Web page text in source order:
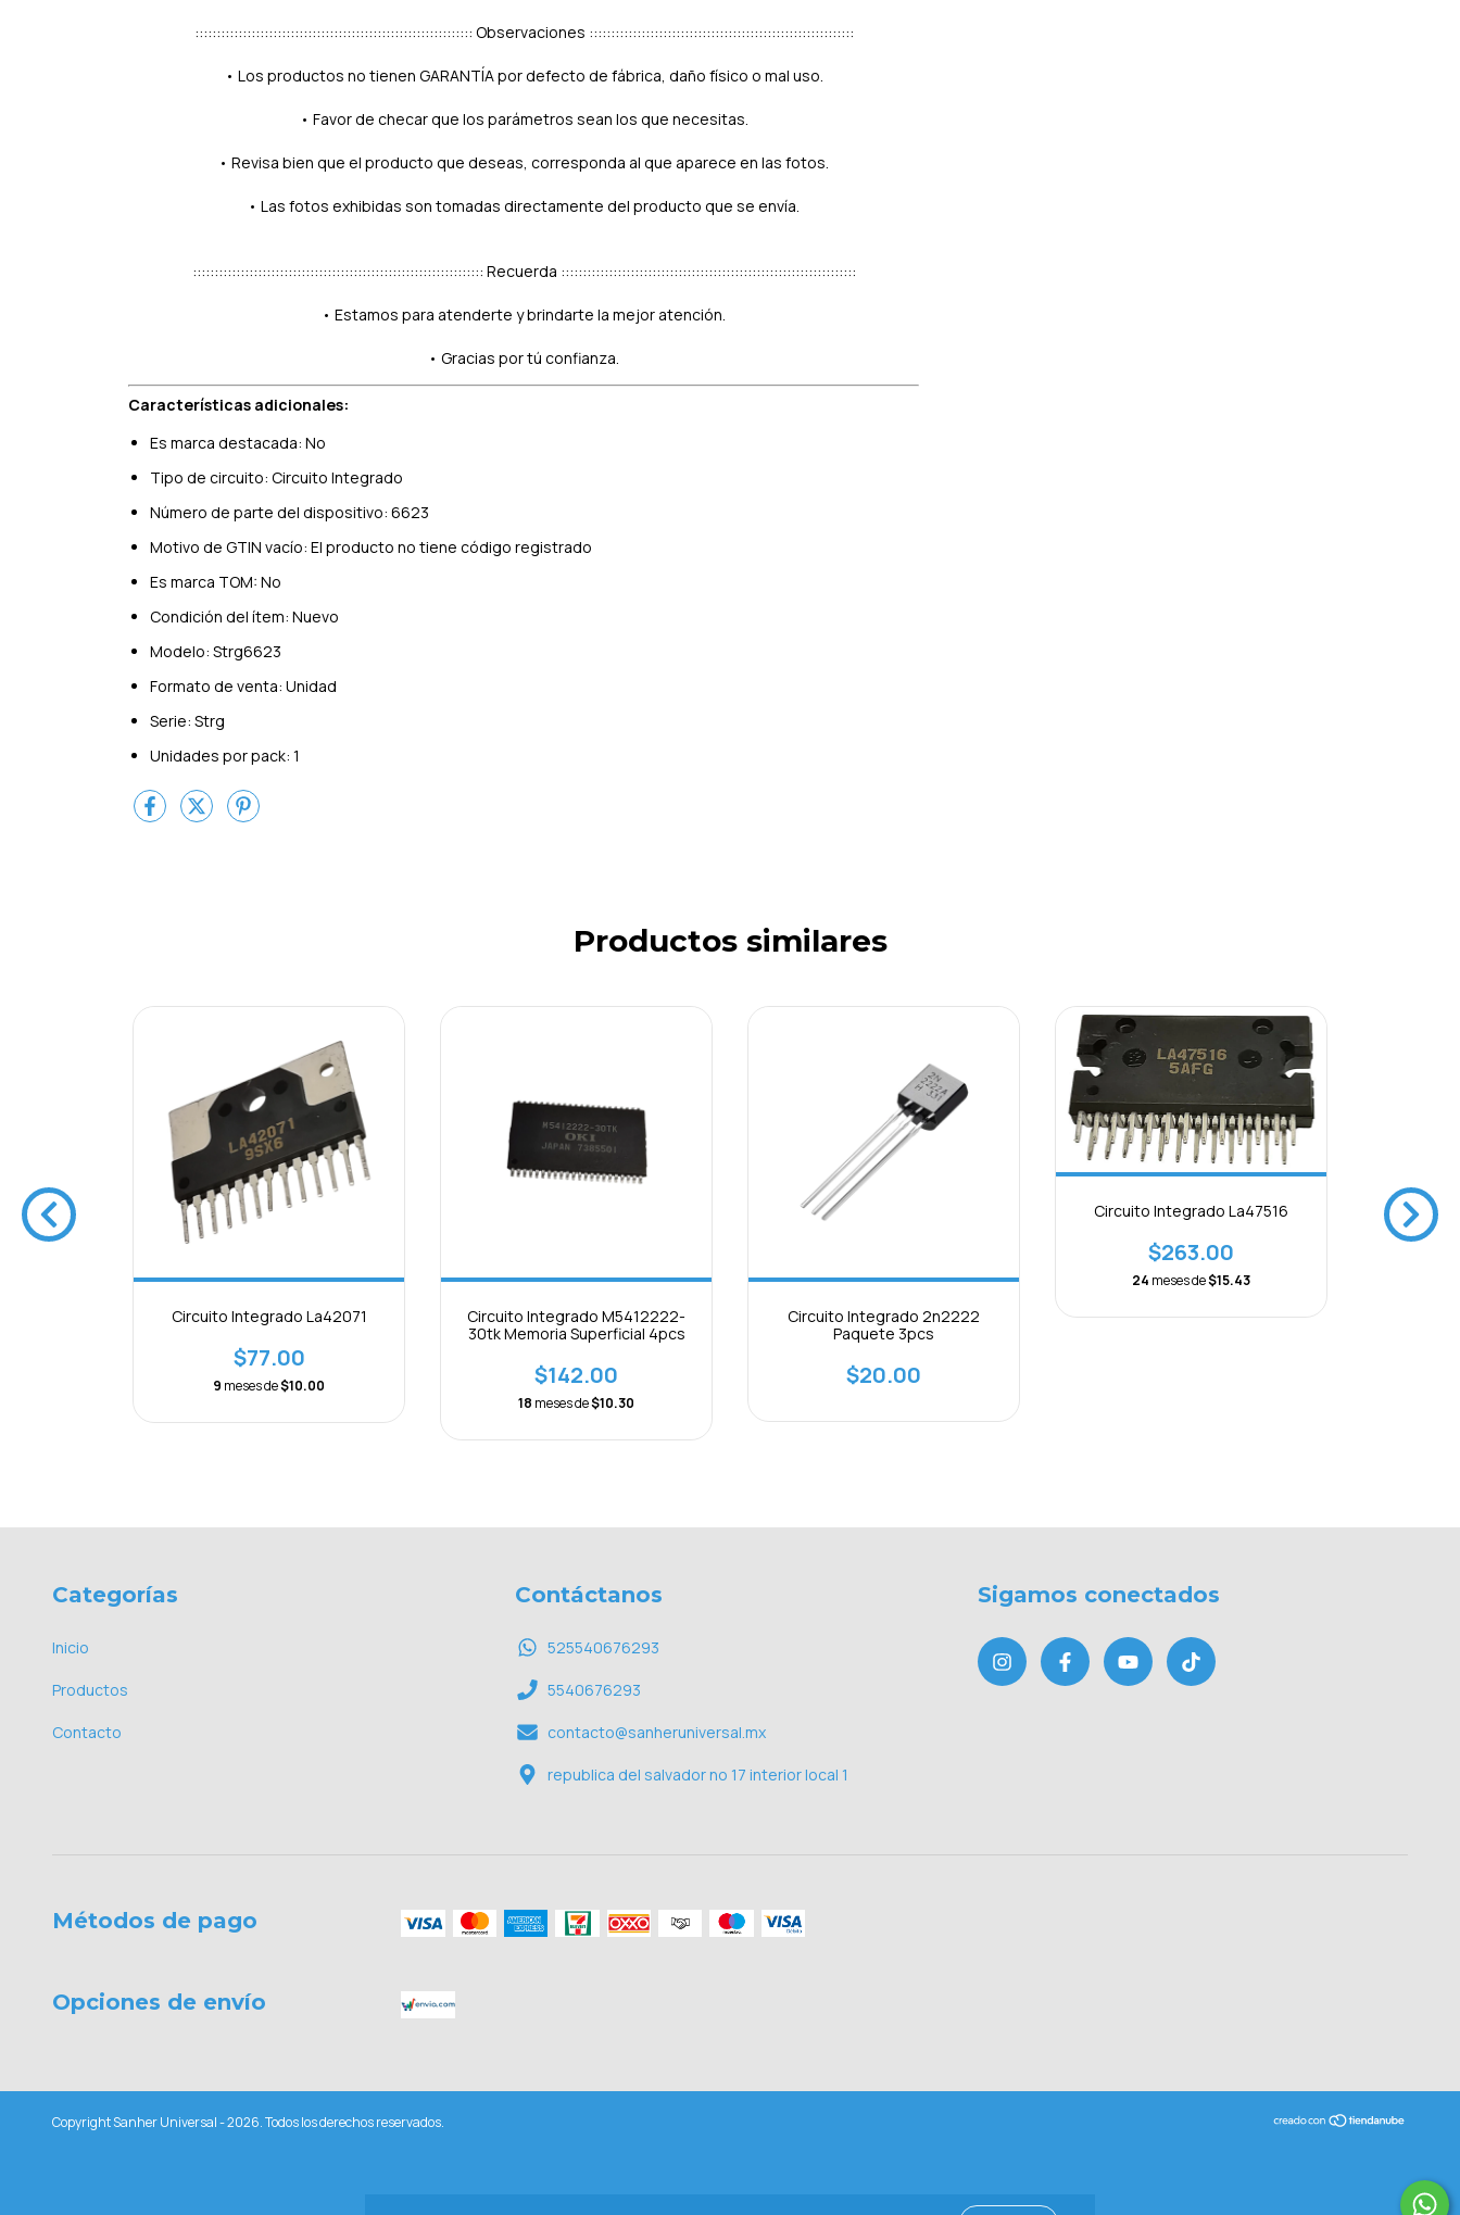
:::::::::::::::::::::::::::::::::::::::::::::::::::::::::::::::: Observaciones :::::::::::::::::::::::::::::::::::::::::::::::::::::::::::::
• Los productos no tienen GARANTÍA por defecto de fábrica, daño físico o mal uso.
• Favor de checar que los parámetros sean los que necesitas.
• Revisa bien que el producto que deseas, corresponda al que aparece en las fotos.
• Las fotos exhibidas son tomadas directamente del producto que se envía.
::::::::::::::::::::::::::::::::::::::::::::::::::::::::::::::::::: Recuerda ::::::::::::::::::::::::::::::::::::::::::::::::::::::::::::::::::::
• Estamos para atenderte y brindarte la mejor atención.
• Gracias por tú confianza.
Características adicionales:
Es marca destacada: No
Tipo de circuito: Circuito Integrado
Número de parte del dispositivo: 6623
Motivo de GTIN vacío: El producto no tiene código registrado
Es marca TOM: No
Condición del ítem: Nuevo
Modelo: Strg6623
Formato de venta: Unidad
Serie: Strg
Unidades por pack: 1
Productos similares
Circuito Integrado La42071
$77.00
9 meses de$10.00
Circuito Integrado M5412222-
30tk Memoria Superficial 4pcs
$142.00
18 meses de$10.30
Circuito Integrado 2n2222
Paquete 3pcs
$20.00
Circuito Integrado La47516
$263.00
24 meses de$15.43
Categorías
Inicio
Productos
Contacto
Contáctanos
525540676293
5540676293
contacto@sanheruniversal.mx
republica del salvador no 17 interior local 1
Sigamos conectados
Métodos de pago
Opciones de envío
Copyright Sanher Universal - 2026. Todos los derechos reservados.